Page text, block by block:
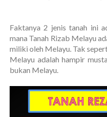
Faktanya 2 jenis tanah ini
mana Tanah Rizab Melayu
miliki oleh Melayu. Tak
Melayu adalah hampir
bukan Melayu.